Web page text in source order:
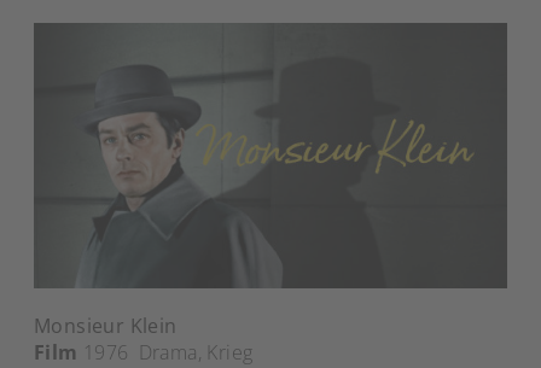
Monsieur Klein
Film 1976 Drama, Krieg